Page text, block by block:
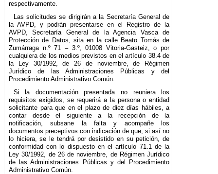
respectivamente.
Las solicitudes se dirigirán a la Secretaría General de
la AVPD, y podrán presentarse en el Registro de la
AVPD, Secretaría General de la Agencia Vasca de
Protección de Datos, sita en la calle Beato Tomás de
Zumárraga n.º 71 – 3.º, 01008 Vitoria-Gasteiz, o por
cualquiera de los medios previstos en el artículo 38.4 de
la Ley 30/1992, de 26 de noviembre, de Régimen
Jurídico de las Administraciones Públicas y del
Procedimiento Administrativo Común.
Si la documentación presentada no reuniera los
requisitos exigidos, se requerirá a la persona o entidad
solicitante para que en el plazo de diez días hábiles, a
contar desde el siguiente a la recepción de la
notificación, subsane la falta y acompañe los
documentos preceptivos con indicación de que, si así no
lo hiciera, se le tendrá por desistido en su petición, de
conformidad con lo dispuesto en el artículo 71.1 de la
Ley 30/1992, de 26 de noviembre, de Régimen Jurídico
de las Administraciones Públicas y del Procedimiento
Administrativo Común.